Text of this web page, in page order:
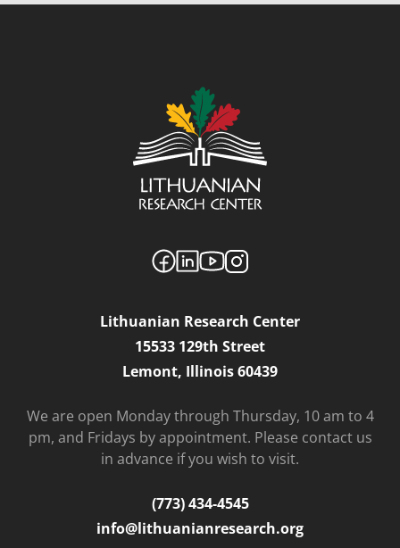
Lithuanian Research Center
15533 129th Street
Lemont, Illinois 60439
We are open Monday through Thursday, 10 am to 4
pm, and Fridays by appointment. Please contact us
in advance if you wish to visit.
(773) 434-4545
info@lithuanianresearch.org